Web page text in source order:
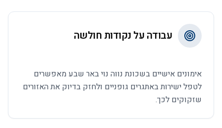
עבודה על נקודות חולשה
אימונים אישיים בשכונת נווה נוי באר שבע מאפשרים
לטפל ישירות באתגרים גופניים ולחזק בדיוק את האזורים
שזקוקים לכך.